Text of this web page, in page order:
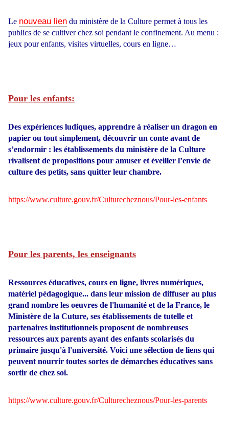
Le nouveau lien du ministère de la Culture permet à tous les
publics de se cultiver chez soi pendant le confinement. Au menu :
jeux pour enfants, visites virtuelles, cours en ligne…
Pour les enfants:
Des expériences ludiques, apprendre à réaliser un dragon en
papier ou tout simplement, découvrir un conte avant de
s’endormir : les établissements du ministère de la Culture
rivalisent de propositions pour amuser et éveiller l’envie de
culture des petits, sans quitter leur chambre.
https://www.culture.gouv.fr/Culturecheznous/Pour-les-enfants
Pour les parents, les enseignants
Ressources éducatives, cours en ligne, livres numériques,
matériel pédagogique... dans leur mission de diffuser au plus
grand nombre les oeuvres de l'humanité et de la France, le
Ministère de la Cuture, ses établissements de tutelle et
partenaires institutionnels proposent de nombreuses
ressources aux parents ayant des enfants scolarisés du
primaire jusqu'à l'université. Voici une sélection de liens qui
peuvent nourrir toutes sortes de démarches éducatives sans
sortir de chez soi.
https://www.culture.gouv.fr/Culturecheznous/Pour-les-parents